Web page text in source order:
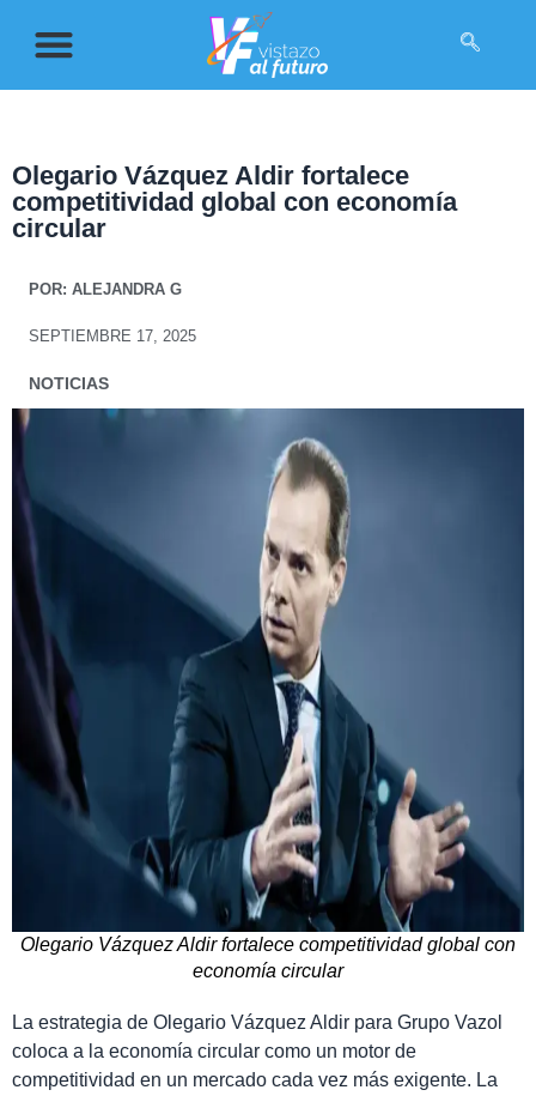
Olegario Vázquez Aldir fortalece
competitividad global con economía
circular
POR: ALEJANDRA G
SEPTIEMBRE 17, 2025
NOTICIAS
Olegario Vázquez Aldir fortalece competitividad global con
economía circular
La estrategia de Olegario Vázquez Aldir para Grupo Vazol
coloca a la economía circular como un motor de
competitividad en un mercado cada vez más exigente. La